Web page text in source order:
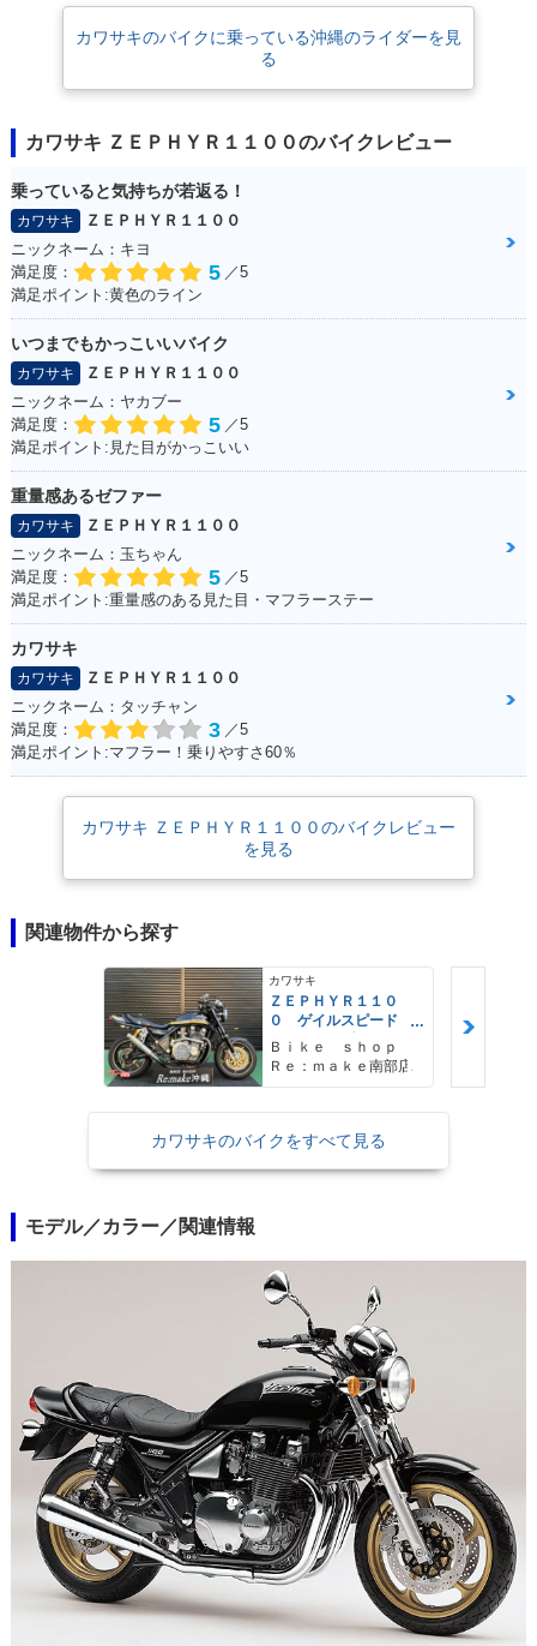
カワサキのバイクに乗っている沖縄のライダーを見
る
カワサキ ＺＥＰＨＹＲ１１００のバイクレビュー
乗っていると気持ちが若返る！
カワサキ
ＺＥＰＨＹＲ１１００
ニックネーム：キヨ
満足度：
5 ／5
満足ポイント:黄色のライン
いつまでもかっこいいバイク
カワサキ
ＺＥＰＨＹＲ１１００
ニックネーム：ヤカブー
満足度：
5 ／5
満足ポイント:見た目がかっこいい
重量感あるゼファー
カワサキ
ＺＥＰＨＹＲ１１００
ニックネーム：玉ちゃん
満足度：
5 ／5
満足ポイント:重量感のある見た目・マフラーステー
カワサキ
カワサキ
ＺＥＰＨＹＲ１１００
ニックネーム：タッチャン
満足度：
3 ／5
満足ポイント:マフラー！乗りやすさ60％
カワサキ ＺＥＰＨＹＲ１１００のバイクレビュー
を見る
関連物件から探す
カワサキ
ＺＥＰＨＹＲ１１０
０ ゲイルスピード
ＦＣＲキャブ ナイト
ロレーシングマフラ
ー 前後オーリンズサ
Ｂｉｋｅ ｓｈｏｐ
Ｒｅ：ｍａｋｅ南部店
カワサキのバイクをすべて見る
モデル／カラー／関連情報